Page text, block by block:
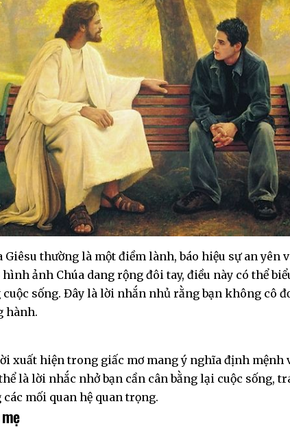
Giêsu thường là một điềm lành, báo hiệu sự an yên
ảnh Chúa dang rộng đôi tay, điều này có thể
sống. Đây là lời nhắn nhủ rằng bạn không cô
hành.
xuất hiện trong giấc mơ mang ý nghĩa định mệnh
là lời nhắc nhở bạn cần cân bằng lại cuộc sống,
mối quan hệ quan trọng.